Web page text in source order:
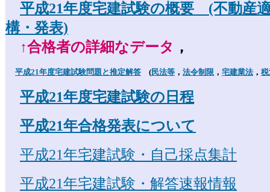
平成21年度宅建試験の概要 (不動産
構・発表)
↑合格者の詳細なデータ ，
平成21年度宅建試験問題と推定解答 (民法等 ， 法令制限 ， 宅建業法，
平成21年度宅建試験の日程
平成21年合格発表について
平成21年宅建試験・自己採点集計
平成21年宅建試験・解答速報情報